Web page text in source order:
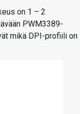
on 1 – 2
PWM3389-
mikä DPI-profiili on